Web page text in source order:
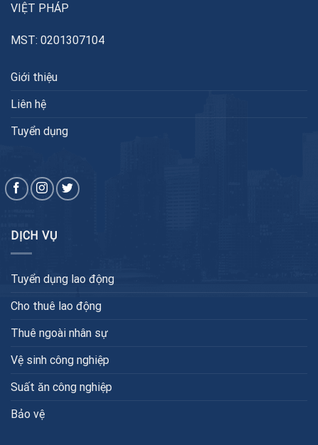
VIỆT PHÁP
MST: 0201307104
Giới thiệu
Liên hệ
Tuyển dụng
DỊCH VỤ
Tuyển dụng lao động
Cho thuê lao động
Thuê ngoài nhân sự
Vệ sinh công nghiệp
Suất ăn công nghiệp
Bảo vệ